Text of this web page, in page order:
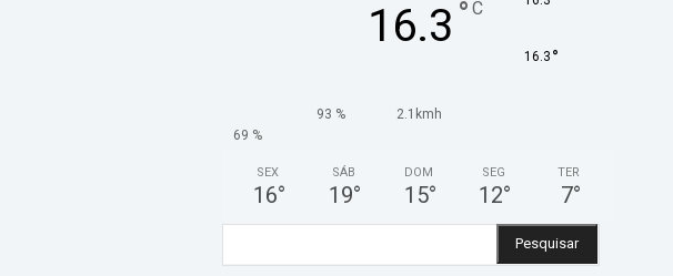
16.3 ° C
16.3 °
93 %
2.1kmh
69 %
SEX
16°
SÁB
19°
DOM
15°
SEG
12°
TER
7°
Pesquisar